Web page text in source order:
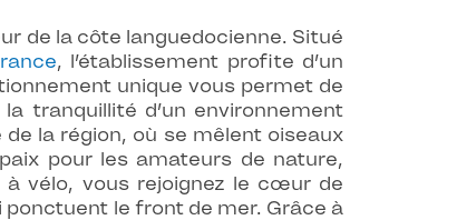
de la côte languedocienne. Situé
, l’établissement profite d’un
unique vous permet de
tranquillité d’un environnement
la région, où se mêlent oiseaux
pour les amateurs de nature,
à vélo, vous rejoignez le cœur de
le front de mer. Grâce à